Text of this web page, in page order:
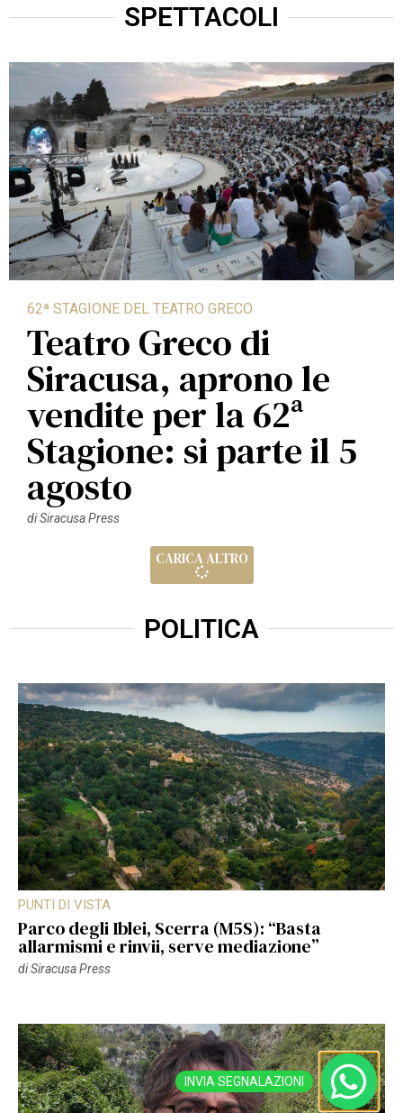
SPETTACOLI
62ª STAGIONE DEL TEATRO GRECO
Teatro Greco di
Siracusa, aprono le
vendite per la 62ª
Stagione: si parte il 5
agosto
diSiracusa Press
CARICA ALTRO
POLITICA
PUNTI DI VISTA
Parco degli Iblei, Scerra (M5S): “Basta
allarmismi e rinvii, serve mediazione”
diSiracusa Press
INVIA SEGNALAZIONI